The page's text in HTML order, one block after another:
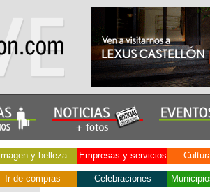
Imagen y belleza Empresas y servicios
Ir de compras Celebraciones